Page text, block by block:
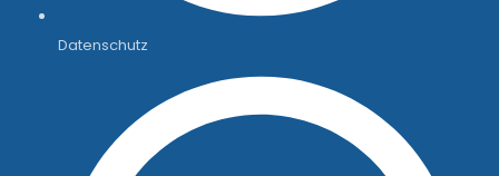
Datenschutz